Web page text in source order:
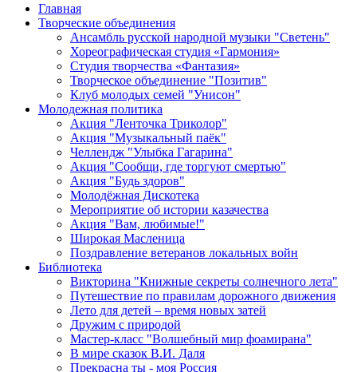
Главная
Творческие объединения
Ансамбль русской народной музыки "Светень"
Хореографическая студия «Гармония»
Студия творчества «Фантазия»
Творческое объединение "Позитив"
Клуб молодых семей "Унисон"
Молодежная политика
Акция "Ленточка Триколор"
Акция "Музыкальный паёк"
Челлендж "Улыбка Гагарина"
Акция "Сообщи, где торгуют смертью"
Акция "Будь здоров"
Молодёжная Дискотека
Мероприятие об истории казачества
Акция "Вам, любимые!"
Широкая Масленица
Поздравление ветеранов локальных войн
Библиотека
Викторина "Книжные секреты солнечного лета"
Путешествие по правилам дорожного движения
Лето для детей – время новых затей
Дружим с природой
Мастер-класс "Волшебный мир фоамирана"
В мире сказок В.И. Даля
Прекрасна ты - моя Россия